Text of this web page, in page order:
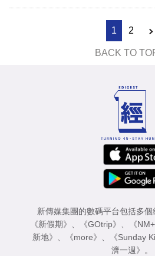
1 2
BACK TO
新傳媒集團的數碼平台包括多
《新假期》 、 《GOtrip》 、 《
新地》 、 《more》 、 《Sunday
濟一週》 。